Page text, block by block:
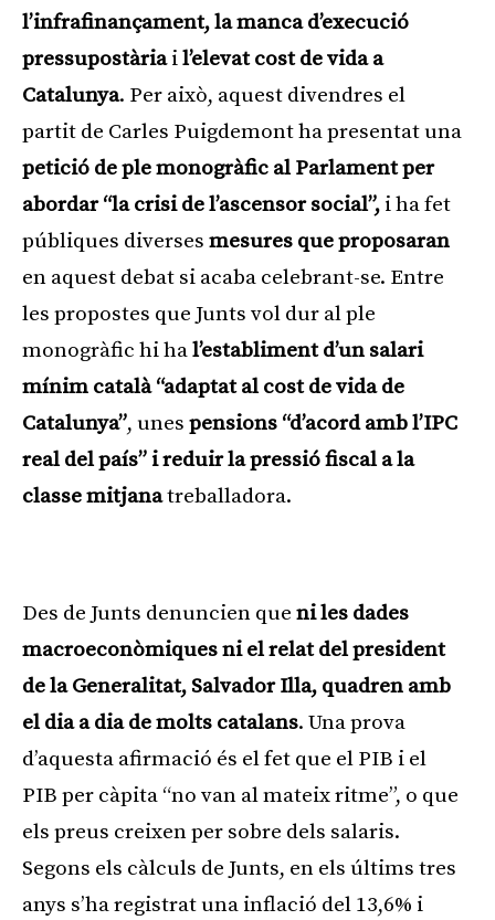
l’infrafinançament, la manca d’execució
pressupostàriail’elevat cost de vida a
Catalunya. Per això, aquest divendres el
partit de Carles Puigdemont ha presentat una
petició de ple monogràfic al Parlament per
abordar “la crisi de l’ascensor social”, i ha fet
públiques diverses mesures que proposaran
en aquest debat si acaba celebrant-se. Entre
les propostes que Junts vol dur al ple
monogràfic hi hal’establiment d’un salari
mínim català “adaptat al cost de vida de
Catalunya”, unes pensions “d’acord amb l’IPC
real del país” i reduir la pressió fiscal a la
classe mitjanatreballadora.
Des de Junts denuncien que ni les dades
macroeconòmiques ni el relat del president
de la Generalitat, Salvador Illa, quadren amb
el dia a dia de molts catalans. Una prova
d’aquesta afirmació és el fet que el PIB i el
PIB per càpita “no van al mateix ritme”, o que
els preus creixen per sobre dels salaris.
Segons els càlculs de Junts, en els últims tres
anys s’ha registrat una inflació del 13,6% i